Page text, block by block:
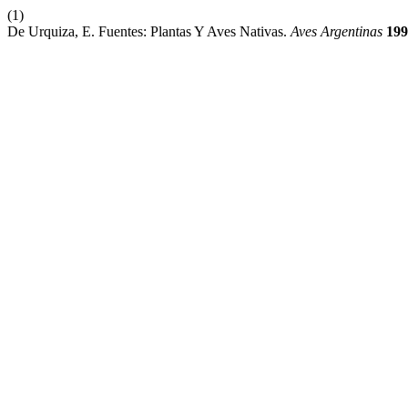
(1)
De Urquiza, E. Fuentes: Plantas Y Aves Nativas. Aves Argentinas